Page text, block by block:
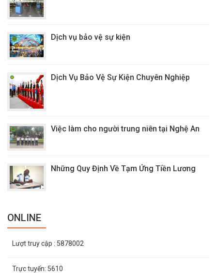
Dịch vụ bảo vệ sự kiện
Dịch Vụ Bảo Vệ Sự Kiện Chuyên Nghiệp
Việc làm cho người trung niên tại Nghệ An
Những Quy Định Về Tạm Ứng Tiền Lương
ONLINE
Lượt truy cập : 5878002
Trực tuyến: 5610